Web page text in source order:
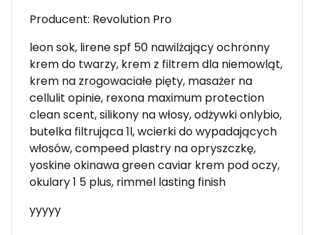
Producent: Revolution Pro
leon sok, lirene spf 50 nawilżający ochronny
krem do twarzy, krem z filtrem dla niemowląt,
krem na zrogowaciałe pięty, masażer na
cellulit opinie, rexona maximum protection
clean scent, silikony na włosy, odżywki onlybio,
butelka filtrująca 1l, wcierki do wypadających
włosów, compeed plastry na opryszczkę,
yoskine okinawa green caviar krem pod oczy,
okulary 1 5 plus, rimmel lasting finish
yyyyy